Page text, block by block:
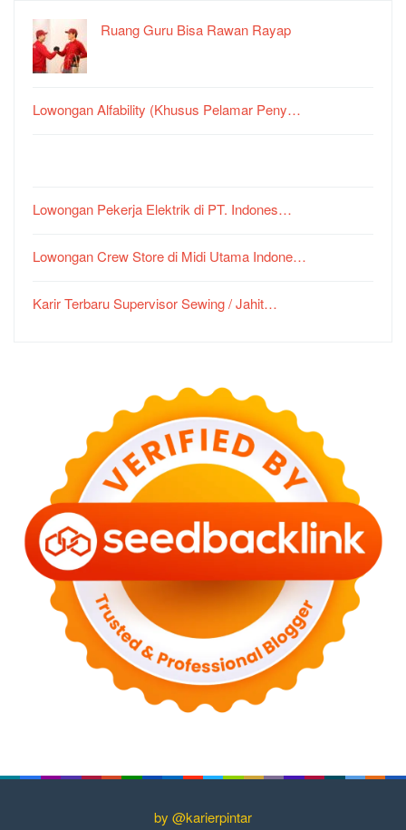
Ruang Guru Bisa Rawan Rayap
Lowongan Alfability (Khusus Pelamar Peny…
Lowongan Pekerja Elektrik di PT. Indones…
Lowongan Crew Store di Midi Utama Indone…
Karir Terbaru Supervisor Sewing / Jahit…
by @karierpintar